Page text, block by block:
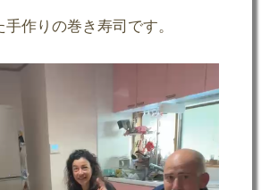
作りの巻き寿司です。